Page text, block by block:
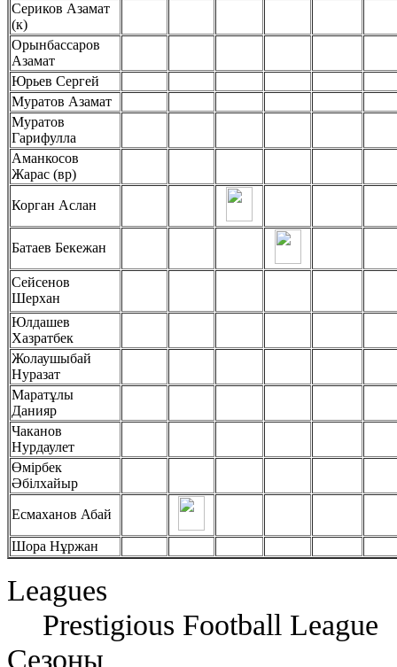
Сериков Азамат
(к)
Орынбассаров
Азамат
Юрьев Сергей
Муратов Азамат
Муратов
Гарифулла
Аманкосов
Жарас (вр)
Корган Аслан
Батаев Бекежан
Сейсенов
Шерхан
Юлдашев
Хазратбек
Жолаушыбай
Нуразат
Маратұлы
Данияр
Чаканов
Нурдаулет
Өмірбек
Әбілхайыр
Есмаханов Абай
Шора Нұржан
Leagues
Prestigious Football League
Сезоны